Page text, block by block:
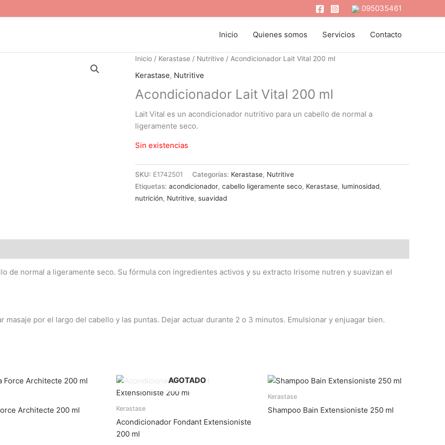
095035461
Inicio Quienes somos Servicios Contacto
Inicio / Kerastase / Nutritive / Acondicionador Lait Vital 200 ml
Kerastase, Nutritive
Acondicionador Lait Vital 200 ml
Lait Vital es un acondicionador nutritivo para un cabello de normal a
ligeramente seco.
Sin existencias
SKU: E1742501 Categorías: Kerastase, Nutritive
Etiquetas: acondicionador, cabello ligeramente seco, Kerastase, luminosidad,
nutrición, Nutritive, suavidad
de normal a ligeramente seco. Su fórmula con ingredientes activos y su extracto Irisome nutren y suavizan el
masaje por el largo del cabello y las puntas. Dejar actuar durante 2 o 3 minutos. Emulsionar y enjuagar bien.
Architecte 200 ml
AGOTADO
Kerastase
Acondicionador Fondant Extensioniste
200 ml
Kerastase
Shampoo Bain Extensioniste 250 ml